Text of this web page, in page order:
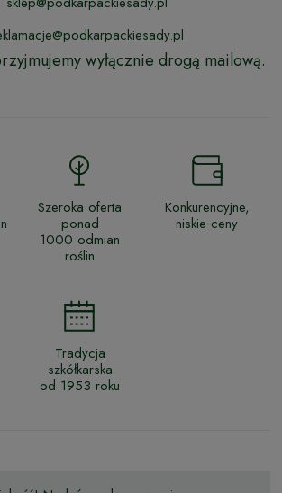
wyłącznie drogą mailową.
Szeroka oferta
ponad
1000 odmian
roślin
Konkurencyjne,
niskie ceny
Tradycja
szkółkarska
od 1953 roku